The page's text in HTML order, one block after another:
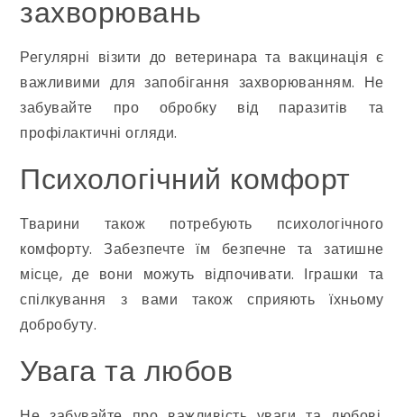
захворювань
Регулярні візити до ветеринара та вакцинація є
важливими для запобігання захворюванням. Не
забувайте про обробку від паразитів та
профілактичні огляди.
Психологічний комфорт
Тварини також потребують психологічного
комфорту. Забезпечте їм безпечне та затишне
місце, де вони можуть відпочивати. Іграшки та
спілкування з вами також сприяють їхньому
добробуту.
Увага та любов